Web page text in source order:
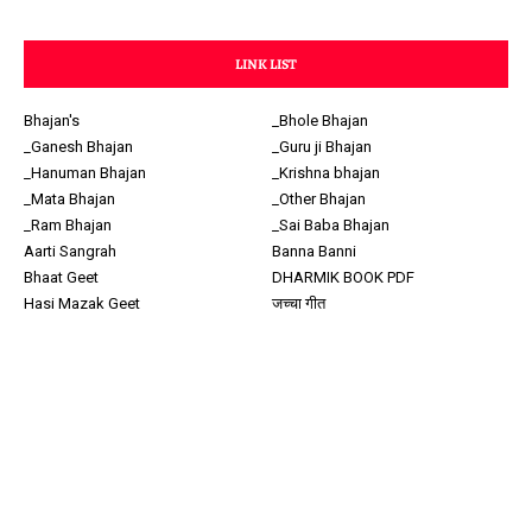
LINK LIST
Bhajan's
_Bhole Bhajan
_Ganesh Bhajan
_Guru ji Bhajan
_Hanuman Bhajan
_Krishna bhajan
_Mata Bhajan
_Other Bhajan
_Ram Bhajan
_Sai Baba Bhajan
Aarti Sangrah
Banna Banni
Bhaat Geet
DHARMIK BOOK PDF
Hasi Mazak Geet
जच्चा गीत